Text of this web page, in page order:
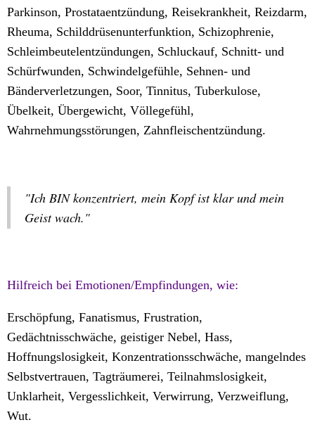
Parkinson, Prostataentzündung, Reisekrankheit, Reizdarm,
Rheuma, Schilddrüsenunterfunktion, Schizophrenie,
Schleimbeutelentzündungen, Schluckauf, Schnitt- und
Schürfwunden, Schwindelgefühle, Sehnen- und
Bänderverletzungen, Soor, Tinnitus, Tuberkulose,
Übelkeit, Übergewicht, Völlegefühl,
Wahrnehmungsstörungen, Zahnfleischentzündung.
"Ich BIN konzentriert, mein Kopf ist klar und mein
Geist wach."
Hilfreich bei Emotionen/Empfindungen, wie:
Erschöpfung, Fanatismus, Frustration,
Gedächtnisschwäche, geistiger Nebel, Hass,
Hoffnungslosigkeit, Konzentrationsschwäche, mangelndes
Selbstvertrauen, Tagträumerei, Teilnahmslosigkeit,
Unklarheit, Vergesslichkeit, Verwirrung, Verzweiflung,
Wut.